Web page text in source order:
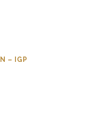
– IGP